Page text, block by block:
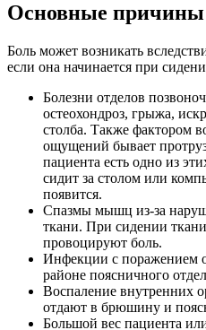
Основные причины
Боль может возникать
если она начинается при
Болезни отделов
остеохондроз, грыжа,
столба. Также фактором
ощущений бывает
пациента есть одно из
сидит за столом или
появится.
Спазмы мышц из-за
ткани. При сидении
провоцируют боль.
Инфекции с поражением
районе поясничного
Воспаление внутренних
отдают в брюшину и
Большой вес пациента